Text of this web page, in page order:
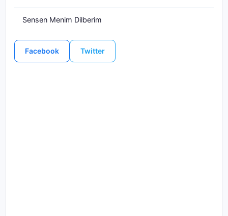
Sensen Menim Dilberim
Facebook Twitter